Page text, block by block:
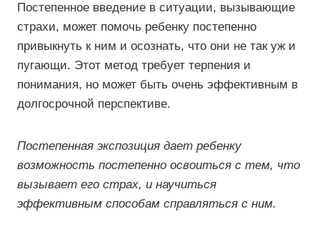
Постепенное введение в ситуации, вызывающие
страхи, может помочь ребенку постепенно
привыкнуть к ним и осознать, что они не так уж и
пугающи. Этот метод требует терпения и
понимания, но может быть очень эффективным в
долгосрочной перспективе.
Постепенная экспозиция дает ребенку
возможность постепенно освоиться с тем, что
вызывает его страх, и научиться
эффективным способам справляться с ним.